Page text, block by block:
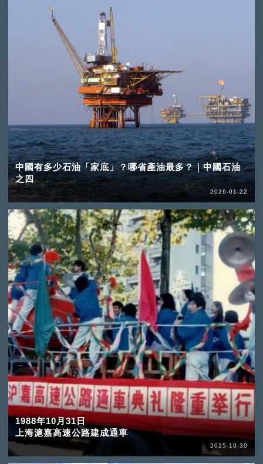
中國有多少石油「家底」？哪省產油最多？｜中國石油
之四
2026-01-22
1988年10月31日
上海滬嘉高速公路建成通車
2025-10-30